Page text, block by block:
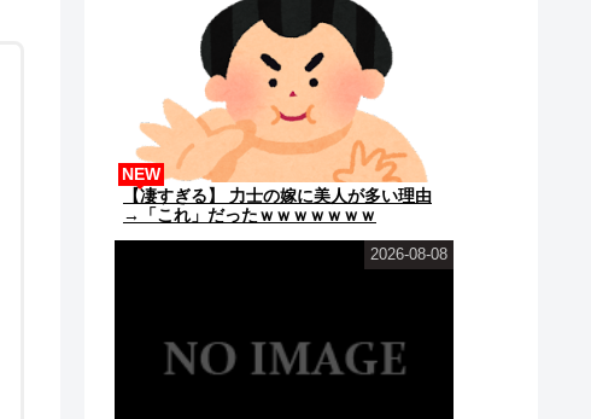
【凄すぎる】 力士の嫁に美人が多い理由
→「これ」だったｗｗｗｗｗｗｗ
NEW
2026-08-08